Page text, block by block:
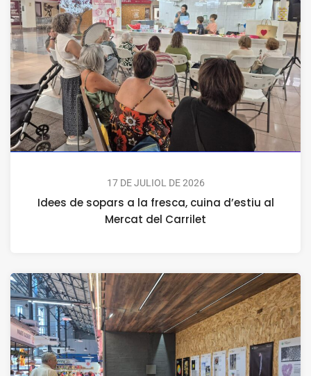
17 DE JULIOL DE 2026
Idees de sopars a la fresca, cuina d’estiu al
Mercat del Carrilet